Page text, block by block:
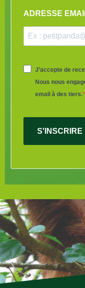
ADRESSE
J’accepte de
Nous nous
email à des tiers.
S'INSCRIRE